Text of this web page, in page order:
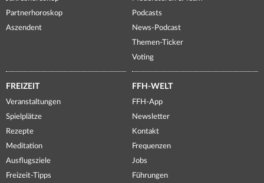
Partnerhoroskop
Aszendent
Podcasts
News-Podcast
Themen-Ticker
Voting
FREIZEIT
Veranstaltungen
Spielplätze
Rezepte
Meditation
Ausflugsziele
Freizeit-Tipps
FFH-WELT
FFH-App
Newsletter
Kontakt
Frequenzen
Jobs
Führungen